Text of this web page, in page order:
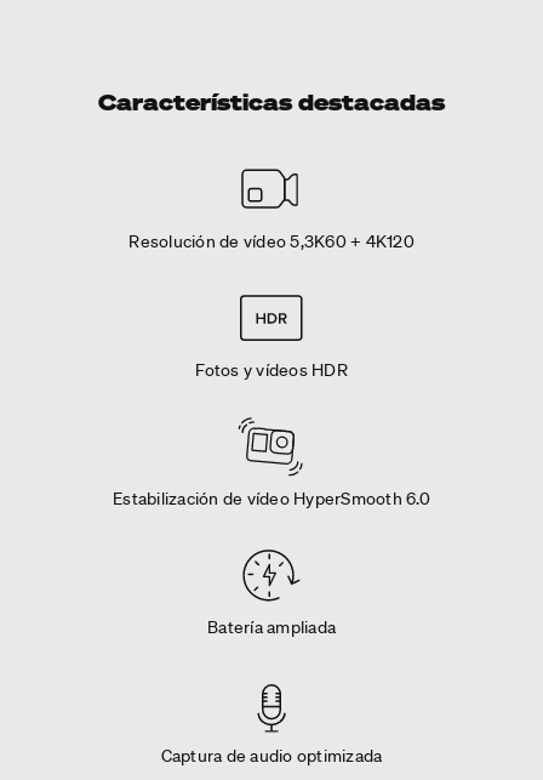
Características destacadas
Resolución de vídeo 5,3K60 + 4K120
Fotos y vídeos HDR
Estabilización de vídeo HyperSmooth 6.0
Batería ampliada
Captura de audio optimizada